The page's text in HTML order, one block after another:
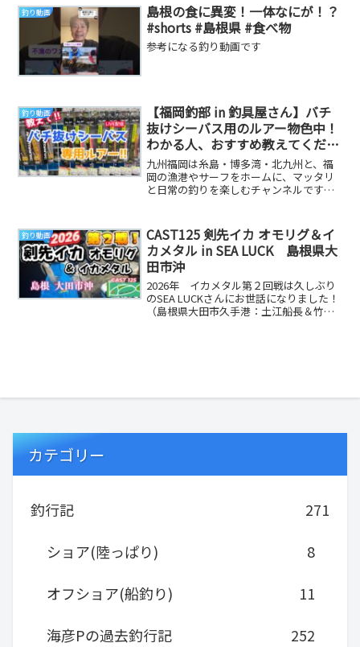
釣り動画
島根の食に異変！一体なにが！？
#shorts #島根県 #食べ物
参考になる釣り動画です
釣り動画
【福岡釣部 in 釣具屋さん】バチ
抜けシーバス用のルアー物色中！
わかる人、おすすめ教えてくださ
い！ Fukuoka Japan Fishing
Club in 福岡・糸島・北九州・玄
界灘
九州福岡は糸島・博多湾・北九州と、福
岡の漁港やサーフをホームに、マッタリ
と日常の釣りを楽しむチャンネルです☺️
釣り動画
CAST125 剣先イカ オモリグ＆イ
カメタル in SEA LUCK 島根県大
田市沖
2026年 イカメタル第２回戦は久しぶり
のSEA LUCKさんにお世話になりました！
（島根県大田市久手港：土江船長＆竹下
カテゴリー
釣行記
271
ショア(陸っぱり)
8
オフショア(船釣り)
11
海彦Pの過去釣行記
252